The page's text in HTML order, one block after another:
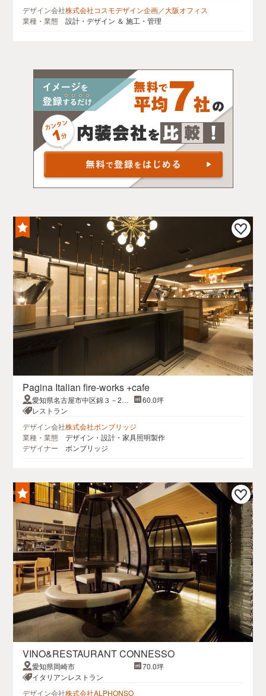
デザイン会社株式会社コスモデザイン企画／大阪オフィス
業種・業態
設計・デザイン ＆ 施工・管理
Pagina Italian fire-works +cafe
愛知県名古屋市中区錦３－22
－24ATS広小路ビル２F
60.0坪
レストラン
デザイン会社株式会社ボンブリッジ
業種・業態
デザイン・設計・家具照明製作
デザイナー
ボンブリッジ
VINO&RESTAURANT CONNESSO
愛知県岡崎市
70.0坪
イタリアンレストラン
デザイン会社株式会社ALPHONSO